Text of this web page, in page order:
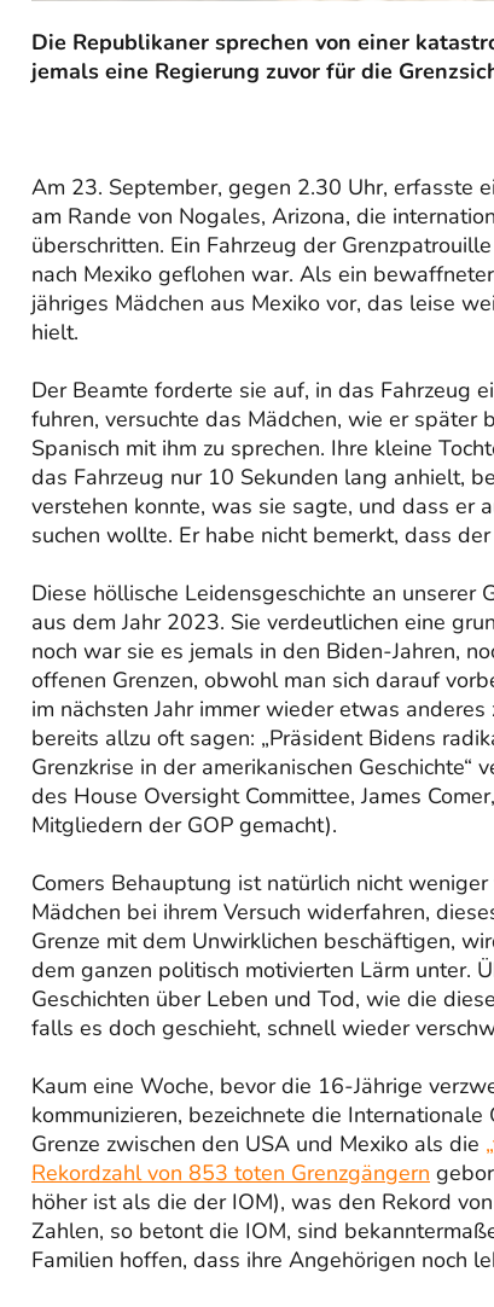
Die Republikaner sprechen von einer
jemals eine Regierung zuvor für die
Am 23. September, gegen 2.30 Uhr, erfasste
am Rande von Nogales, Arizona, die
überschritten. Ein Fahrzeug der
nach Mexiko geflohen war. Als ein
jähriges Mädchen aus Mexiko vor, das leise
hielt.
Der Beamte forderte sie auf, in das Fahrzeug
fuhren, versuchte das Mädchen, wie er später
Spanisch mit ihm zu sprechen. Ihre kleine
das Fahrzeug nur 10 Sekunden lang anhielt,
verstehen konnte, was sie sagte, und dass er
suchen wollte. Er habe nicht bemerkt, dass
Diese höllische Leidensgeschichte an unserer
aus dem Jahr 2023. Sie verdeutlichen eine
noch war sie es jemals in den Biden-Jahren,
offenen Grenzen, obwohl man sich darauf
im nächsten Jahr immer wieder etwas
bereits allzu oft sagen: „Präsident Bidens
Grenzkrise in der amerikanischen Geschichte“
des House Oversight Committee, James
Mitgliedern der GOP gemacht).
Comers Behauptung ist natürlich nicht
Mädchen bei ihrem Versuch widerfahren,
Grenze mit dem Unwirklichen beschäftigen,
dem ganzen politisch motivierten Lärm unter.
Geschichten über Leben und Tod, wie die
falls es doch geschieht, schnell wieder
Kaum eine Woche, bevor die 16-Jährige
kommunizieren, bezeichnete die
Grenze zwischen den USA und Mexiko als die
Rekordzahl von 853 toten Grenzgängern
höher ist als die der IOM), was den Rekord von
Zahlen, so betont die IOM, sind
Familien hoffen, dass ihre Angehörigen noch